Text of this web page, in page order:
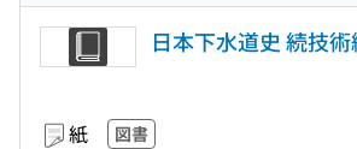
日本下水道史 続技術
紙 図書